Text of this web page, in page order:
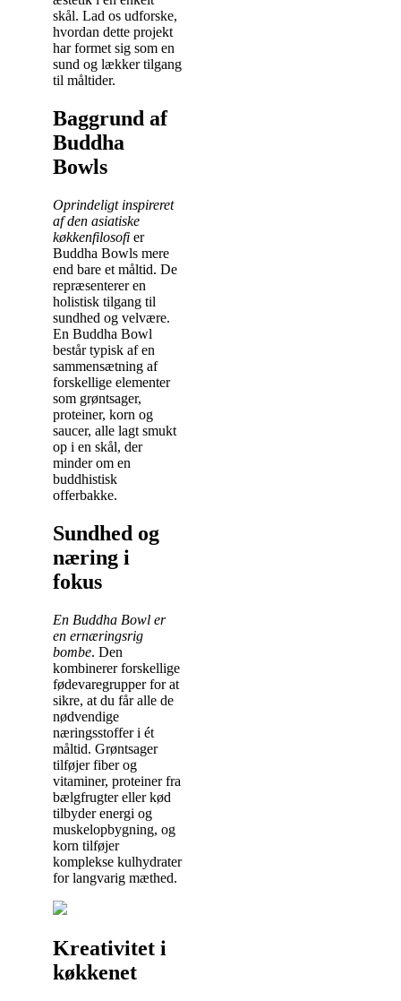
skål. Lad os udforske,
hvordan dette projekt
har formet sig som en
sund og lækker tilgang
til måltider.
Baggrund af
Buddha
Bowls
Oprindeligt inspireret
af den asiatiske
køkkenfilosofi er
Buddha Bowls mere
end bare et måltid. De
repræsenterer en
holistisk tilgang til
sundhed og velvære.
En Buddha Bowl
består typisk af en
sammensætning af
forskellige elementer
som grøntsager,
proteiner, korn og
saucer, alle lagt smukt
op i en skål, der
minder om en
buddhistisk
offerbakke.
Sundhed og
næring i
fokus
En Buddha Bowl er
en ernæringsrig
bombe. Den
kombinerer forskellige
fødevaregrupper for at
sikre, at du får alle de
nødvendige
næringsstoffer i ét
måltid. Grøntsager
tilføjer fiber og
vitaminer, proteiner fra
bælgfrugter eller kød
tilbyder energi og
muskelopbygning, og
korn tilføjer
komplekse kulhydrater
for langvarig mæthed.
Kreativitet i
køkkenet